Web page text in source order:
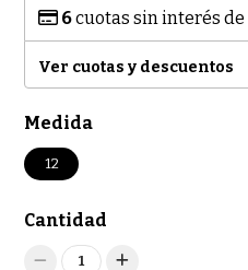
6cuotas sin interés de
Ver cuotas y descuentos
Medida
12
Cantidad
1